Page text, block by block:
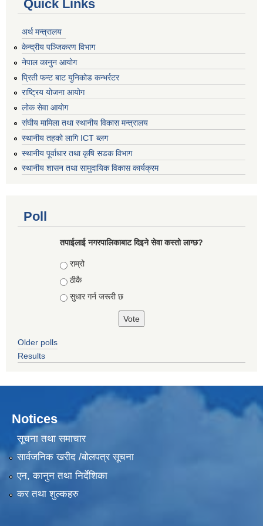
Quick Links
अर्थ मन्त्रालय
केन्द्रीय पञ्जिकरण विभाग
नेपाल कानुन आयोग
प्रिती फन्ट बाट युनिकोड कन्भर्रटर
राष्ट्रिय योजना आयोग
लोक सेवा आयोग
संघीय मामिला तथा स्थानीय विकास मन्त्रालय
स्थानीय तहको लागि ICT ब्लग
स्थानीय पूर्वाधार तथा कृषि सडक विभाग
स्थानीय शासन तथा सामुदायिक विकास कार्यक्रम
Poll
तपाईलाई नगरपालिकाबाट दिइने सेवा कस्तो लाग्छ?
Choices
राम्रो
ठीकै
सुधार गर्न जरूरी छ
Older polls
Results
Notices
सूचना तथा समाचार
सार्वजनिक खरीद /बोलपत्र सूचना
एन, कानुन तथा निर्देशिका
कर तथा शुल्कहरु